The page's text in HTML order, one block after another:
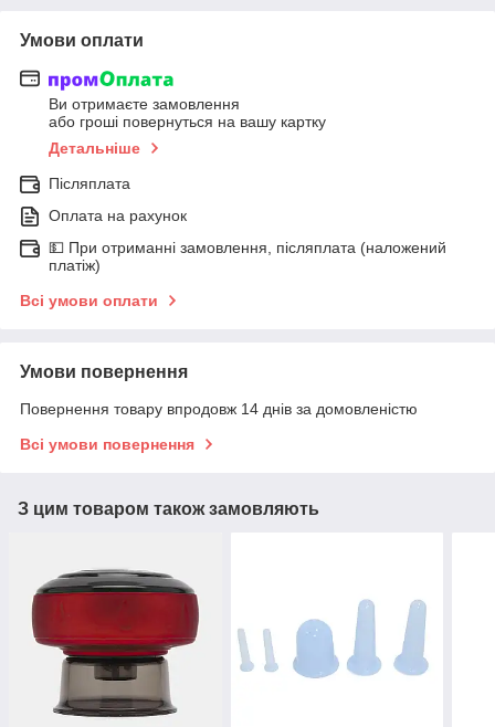
Умови оплати
Ви отримаєте замовлення
або гроші повернуться на вашу картку
Детальніше
Післяплата
Оплата на рахунок
💵 При отриманні замовлення, післяплата (наложений
платіж)
Всі умови оплати
Умови повернення
Повернення товару впродовж 14 днів за домовленістю
Всі умови повернення
З цим товаром також замовляють